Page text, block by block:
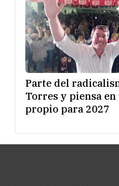
Parte del
Torres y piensa
propio para 2027